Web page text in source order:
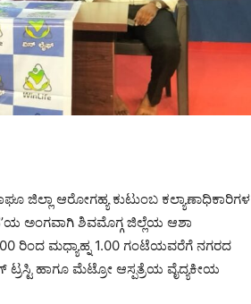
ಆರೋಗಹ್ಯ ಕುಟುಂಬ ಕಲ್ಯಾಣಾಧಿಕಾರಿಗಳ
ಅಂಗವಾಗಿ ಶಿವಮೊಗ್ಗ ಜಿಲ್ಲೆಯ ಆಶಾ
ರಿಂದ ಮಧ್ಯಾಹ್ನ 1.00 ಗಂಟೆಯವರೆಗೆ ನಗರದ
ಹಾಗೂ ಮೆಟ್ರೋ ಆಸ್ಪತ್ರೆಯ ವೈದ್ಯಕೀಯ